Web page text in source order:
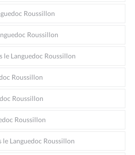
Roussillon
Roussillon
le Languedoc Roussillon
Roussillon
Roussillon
Roussillon
Languedoc Roussillon